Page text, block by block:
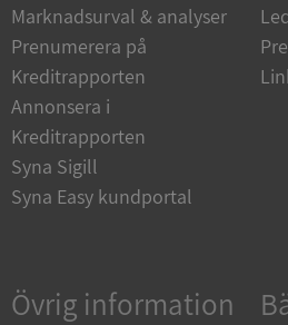
Marknadsurval & analyser
Prenumerera på
Kreditrapporten
Annonsera i
Kreditrapporten
Syna Sigill
Syna Easy kundportal
Övrig information
Namn
__RequestVerificationToken